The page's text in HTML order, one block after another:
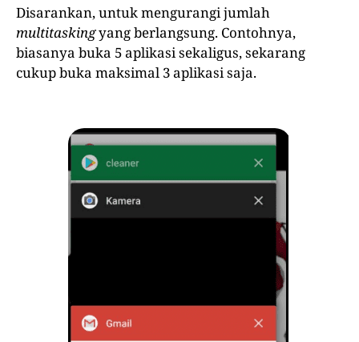
Disarankan, untuk mengurangi jumlah
multitaskingyang berlangsung. Contohnya,
biasanya buka 5 aplikasi sekaligus, sekarang
cukup buka maksimal 3 aplikasi saja.